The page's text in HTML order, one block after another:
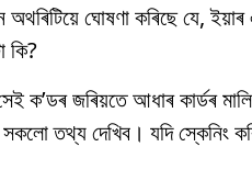
ঘোষণা কৰিছে যে,
কি?
ক’ডৰ জৰিয়তে আধাৰ কাৰ্ডৰ
তথ্য দেখিব। যদি স্কেনিং